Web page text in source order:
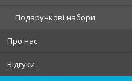
Подарункові набори
Про нас
Відгуки